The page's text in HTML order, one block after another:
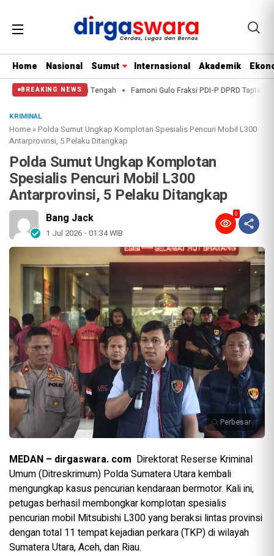
Home Nasional Sumut Internasional Akademik
BREAKING NEWS
Tapanuli Tengah Famoni Gulo Fraksi PDI-P DPRD Tapteng, Bungkam
KRIMINAL
Home »Polda Sumut Ungkap Komplotan Spesialis Pencuri Mobil L300
Antarprovinsi, 5 Pelaku Ditangkap
Polda Sumut Ungkap Komplotan
Spesialis Pencuri Mobil L300
Antarprovinsi, 5 Pelaku Ditangkap
Bang Jack
1 Jul 2026 - 01:34 WIB
0
Perbesar
MEDAN – dirgaswara. com Direktorat Reserse Kriminal
Umum (Ditreskrimum) Polda Sumatera Utara kembali
mengungkap kasus pencurian kendaraan bermotor. Kali ini,
petugas berhasil membongkar komplotan spesialis
pencurian mobil Mitsubishi L300 yang beraksi lintas provinsi
dengan total 11 tempat kejadian perkara (TKP) di wilayah
Sumatera Utara, Aceh, dan Riau.